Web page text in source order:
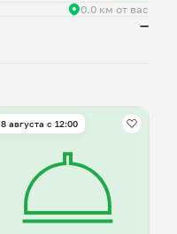
0.0 км от вас
—
8 августа с 12:00